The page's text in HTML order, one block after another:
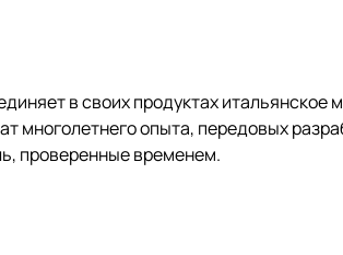
в своих продуктах итальянское
многолетнего опыта, передовых
проверенные временем.